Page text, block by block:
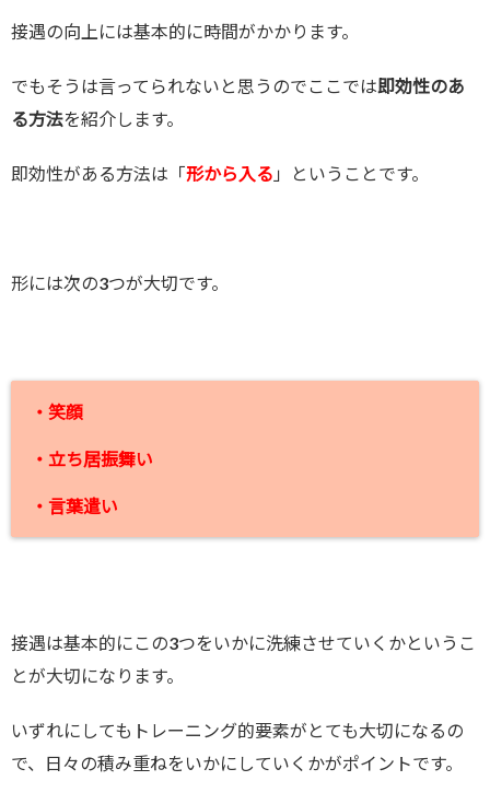
接遇の向上には基本的に時間がかかります。
でもそうは言ってられないと思うのでここでは即効性のあ
る方法を紹介します。
即効性がある方法は「形から入る 」ということです。
形には次の3つが大切です。
・笑顔
・立ち居振舞い
・言葉遣い
接遇は基本的にこの3つをいかに洗練させていくかというこ
とが大切になります。
いずれにしてもトレーニング的要素がとても大切になるの
で、日々の積み重ねをいかにしていくかがポイントです。